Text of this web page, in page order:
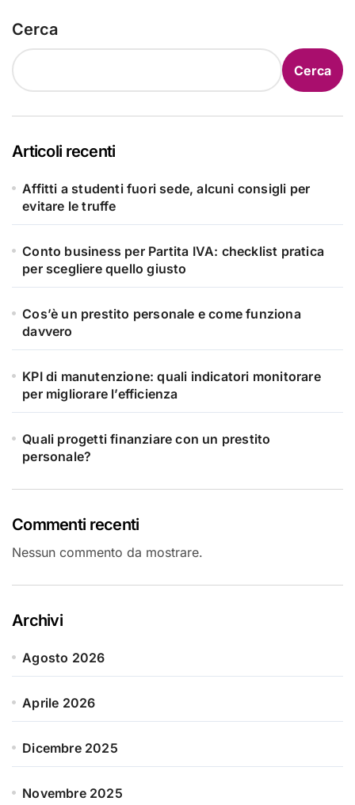
Cerca
Cerca
Articoli recenti
Affitti a studenti fuori sede, alcuni consigli per
evitare le truffe
Conto business per Partita IVA: checklist pratica
per scegliere quello giusto
Cos’è un prestito personale e come funziona
davvero
KPI di manutenzione: quali indicatori monitorare
per migliorare l’efficienza
Quali progetti finanziare con un prestito
personale?
Commenti recenti
Nessun commento da mostrare.
Archivi
Agosto 2026
Aprile 2026
Dicembre 2025
Novembre 2025